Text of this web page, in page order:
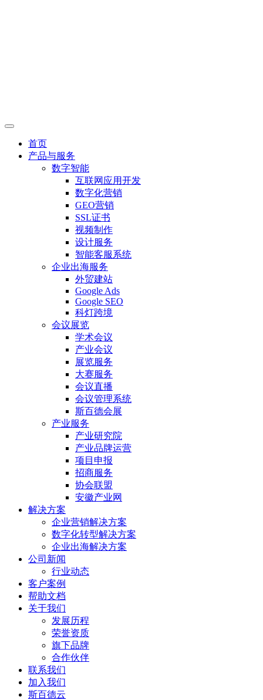
首页
产品与服务
数字智能
互联网应用开发
数字化营销
GEO营销
SSL证书
视频制作
设计服务
智能客服系统
企业出海服务
外贸建站
Google Ads
Google SEO
科灯跨境
会议展览
学术会议
产业会议
展览服务
大赛服务
会议直播
会议管理系统
斯百德会展
产业服务
产业研究院
产业品牌运营
项目申报
招商服务
协会联盟
安徽产业网
解决方案
企业营销解决方案
数字化转型解决方案
企业出海解决方案
公司新闻
行业动态
客户案例
帮助文档
关于我们
发展历程
荣誉资质
旗下品牌
合作伙伴
联系我们
加入我们
斯百德云